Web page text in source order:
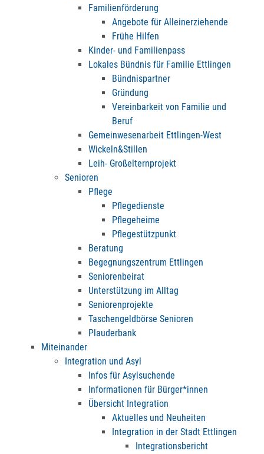
Familienförderung
Angebote für Alleinerziehende
Frühe Hilfen
Kinder- und Familienpass
Lokales Bündnis für Familie Ettlingen
Bündnispartner
Gründung
Vereinbarkeit von Familie und
Beruf
Gemeinwesenarbeit Ettlingen-West
Wickeln&Stillen
Leih- Großelternprojekt
Senioren
Pflege
Pflegedienste
Pflegeheime
Pflegestützpunkt
Beratung
Begegnungszentrum Ettlingen
Seniorenbeirat
Unterstützung im Alltag
Seniorenprojekte
Taschengeldbörse Senioren
Plauderbank
Miteinander
Integration und Asyl
Infos für Asylsuchende
Informationen für Bürger*innen
Übersicht Integration
Aktuelles und Neuheiten
Integration in der Stadt Ettlingen
Integrationsbericht